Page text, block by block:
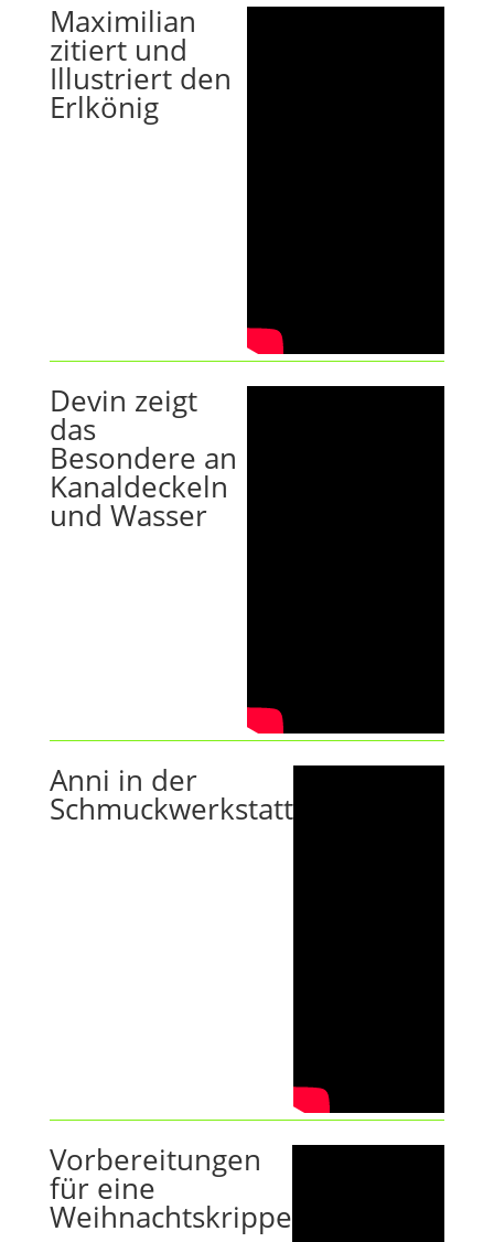
Maximilian
zitiert und
Illustriert den
Erlkönig
Devin zeigt
das
Besondere an
Kanaldeckeln
und Wasser
Anni in der
Schmuckwerkstatt
Vorbereitungen
für eine
Weihnachtskrippe